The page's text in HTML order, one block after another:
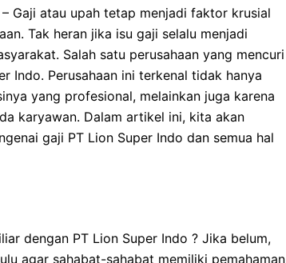
– Gaji atau upah tetap menjadi faktor krusial
Tak heran jika isu gaji selalu menjadi
Salah satu perusahaan yang mencuri
Indo. Perusahaan ini terkenal tidak hanya
yang profesional, melainkan juga karena
karyawan. Dalam artikel ini, kita akan
gaji PT Lion Super Indo dan semua hal
dengan PT Lion Super Indo ? Jika belum,
agar sahabat-sahabat memiliki pemahaman